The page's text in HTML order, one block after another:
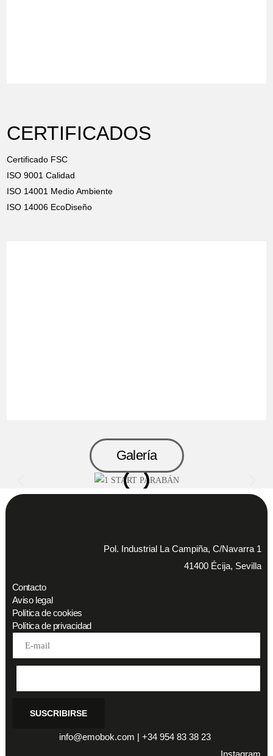
CERTIFICADOS
Certificado FSC
ISO 9001 Calidad
ISO 14001 Medio Ambiente
ISO 14006 EcoDiseño
Galería
Pol. Industrial La Campiña, C/Navarra 1
41400 Écija, Sevilla
Contacto
Aviso legal
Política de cookies
Política de privacidad
SUSCRIBIRSE
info@emobok.com |+34 954 83 38 23
Instagram